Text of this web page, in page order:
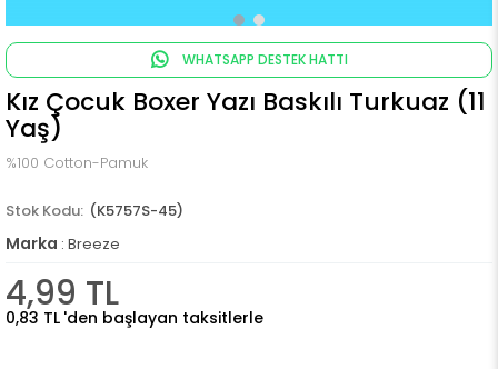
WHATSAPP DESTEK HATTI
Kız Çocuk Boxer Yazı Baskılı Turkuaz (11
Yaş)
%100 Cotton-Pamuk
(K5757S-45)
Marka : Breeze
4,99 TL
0,83 TL 'den başlayan taksitlerle